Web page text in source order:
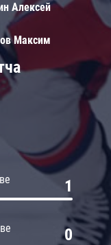
1
0
Алексей
Максим